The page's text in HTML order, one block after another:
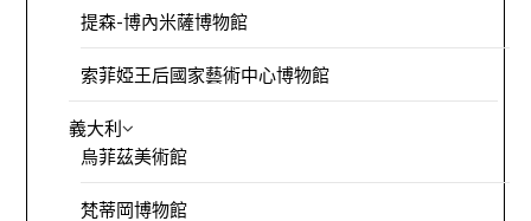
提森-博內米薩博物館
索菲婭王后國家藝術中心博物館
義大利
烏菲茲美術館
梵蒂岡博物館